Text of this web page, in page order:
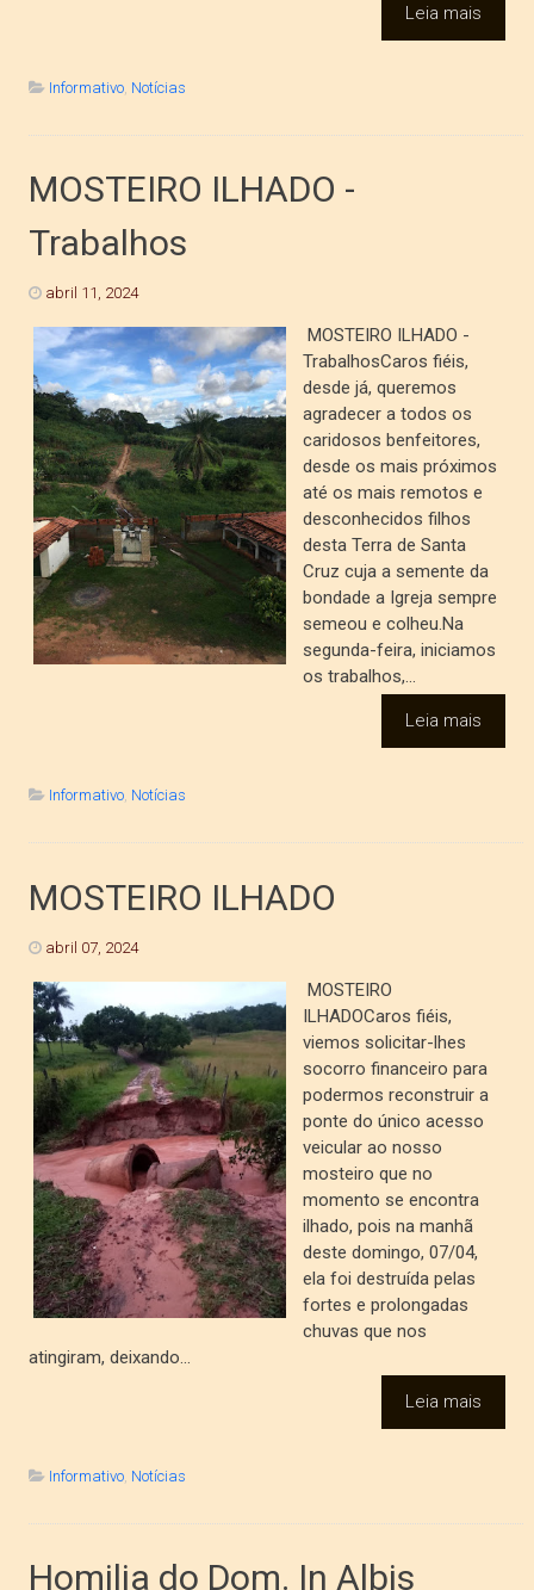
Leia mais
Informativo Notícias
MOSTEIRO ILHADO -
Trabalhos
abril 11, 2024
MOSTEIRO ILHADO -
TrabalhosCaros fiéis,
desde já, queremos
agradecer a todos os
caridosos benfeitores,
desde os mais próximos
até os mais remotos e
desconhecidos filhos
desta Terra de Santa
Cruz cuja a semente da
bondade a Igreja sempre
semeou e colheu.Na
segunda-feira, iniciamos
os trabalhos,...
Leia mais
Informativo, Notícias
MOSTEIRO ILHADO
abril 07, 2024
MOSTEIRO
ILHADOCaros fiéis,
viemos solicitar-lhes
socorro financeiro para
podermos reconstruir a
ponte do único acesso
veicular ao nosso
mosteiro que no
momento se encontra
ilhado, pois na manhã
deste domingo, 07/04,
ela foi destruída pelas
fortes e prolongadas
chuvas que nos
atingiram, deixando...
Leia mais
Informativo Notícias
Homilia do Dom. In Albis